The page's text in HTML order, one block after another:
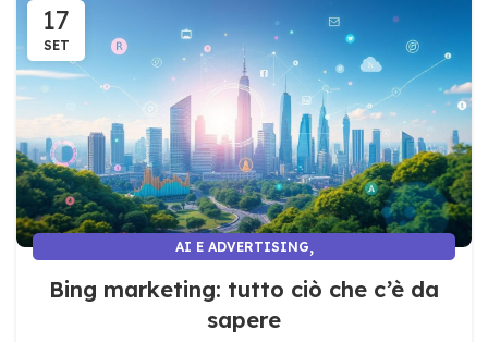
17
SET
AI E ADVERTISING,
Bing marketing: tutto ciò che c’è da
sapere